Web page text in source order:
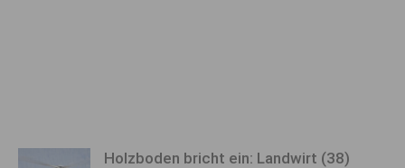
Holzboden bricht ein: Landwirt (38)